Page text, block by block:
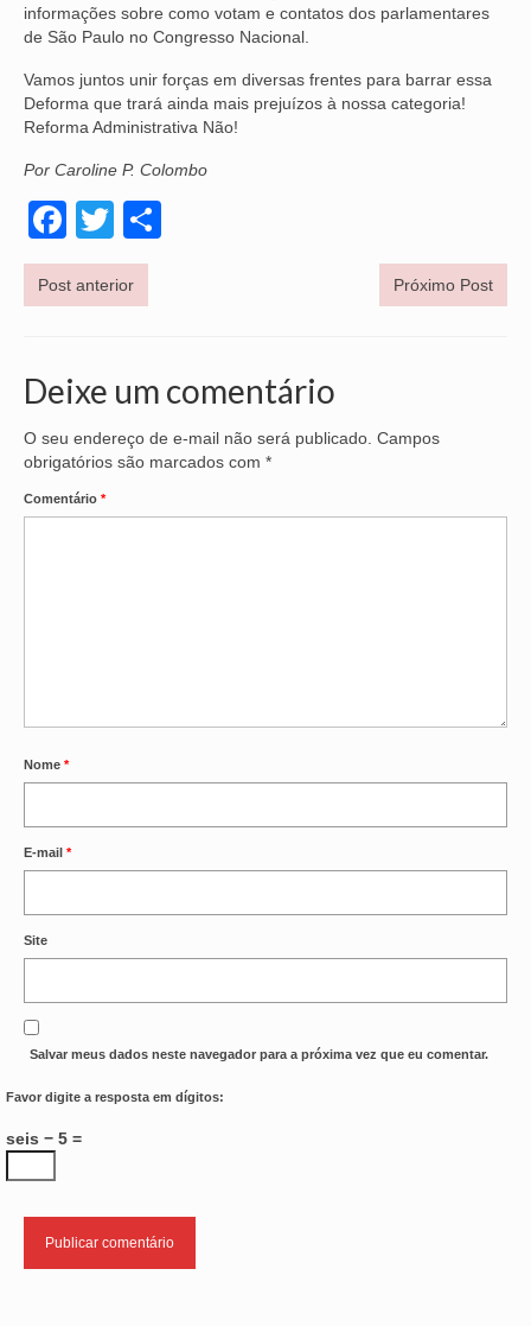
OFICIAIS DE JUSTIÇA
SAÚDE
SOLIDARIEDADE
TÉCNICOS JUDICIÁRIOS
TECNOLOGIA DA INFORMAÇÃO
informações sobre como votam e contatos dos parlamentares
de São Paulo no Congresso Nacional.
Vamos juntos unir forças em diversas frentes para barrar essa
Deforma que trará ainda mais prejuízos à nossa categoria!
Reforma Administrativa Não!
Por Caroline P. Colombo
Facebook
Twitter
Post anterior Próximo Post
Deixe um comentário
O seu endereço de e-mail não será publicado. Campos
obrigatórios são marcados com *
Comentário *
Nome *
E-mail *
Site
Salvar meus dados neste navegador para a próxima vez que eu comentar.
Favor digite a resposta em dígitos:
seis − 5 =